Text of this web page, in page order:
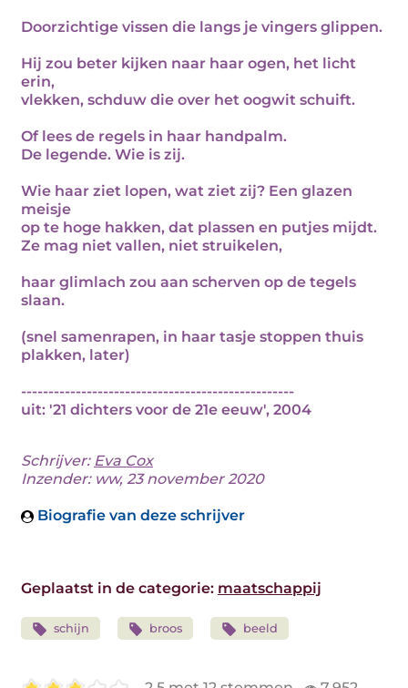
Doorzichtige vissen die langs je vingers glippen.
Hij zou beter kijken naar haar ogen, het licht
erin,
vlekken, schduw die over het oogwit schuift.
Of lees de regels in haar handpalm.
De legende. Wie is zij.
Wie haar ziet lopen, wat ziet zij? Een glazen
meisje
op te hoge hakken, dat plassen en putjes mijdt.
Ze mag niet vallen, niet struikelen,
haar glimlach zou aan scherven op de tegels
slaan.
(snel samenrapen, in haar tasje stoppen thuis
plakken, later)
--------------------------------------------------
uit: '21 dichters voor de 21e eeuw', 2004
Schrijver: Eva Cox
Inzender: ww, 23 november 2020
Biografie van deze schrijver
Geplaatst in de categorie: maatschappij
schijn broos beeld